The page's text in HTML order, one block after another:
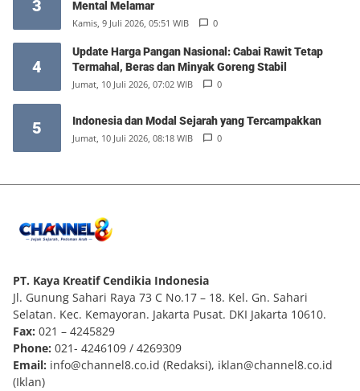
3
Mental Melamar
Kamis, 9 Juli 2026, 05:51 WIB 0
4
Update Harga Pangan Nasional: Cabai Rawit Tetap
Termahal, Beras dan Minyak Goreng Stabil
Jumat, 10 Juli 2026, 07:02 WIB 0
5 Indonesia dan Modal Sejarah yang Tercampakkan
Jumat, 10 Juli 2026, 08:18 WIB 0
PT. Kaya Kreatif Cendikia Indonesia
Jl. Gunung Sahari Raya 73 C No.17 – 18. Kel. Gn. Sahari
Selatan. Kec. Kemayoran. Jakarta Pusat. DKI Jakarta 10610.
Fax: 021 – 4245829
Phone: 021- 4246109 / 4269309
Email: info@channel8.co.id (Redaksi), iklan@channel8.co.id
(Iklan)